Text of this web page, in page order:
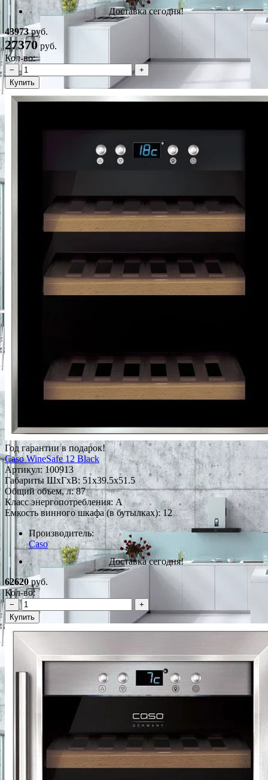
Доставка сегодня!
43973руб.
27370руб.
Кол-во:
−
+
Купить
Год гарантии в подарок!
Caso WineSafe 12 Black
Артикул:100913
Габариты ШxГxВ: 51x39.5x51.5
Общий объем, л: 87
Класс энергопотребления: A
Емкость винного шкафа (в бутылках): 12
Производитель:
Caso
Доставка сегодня!
62620руб.
Кол-во:
−
+
Купить